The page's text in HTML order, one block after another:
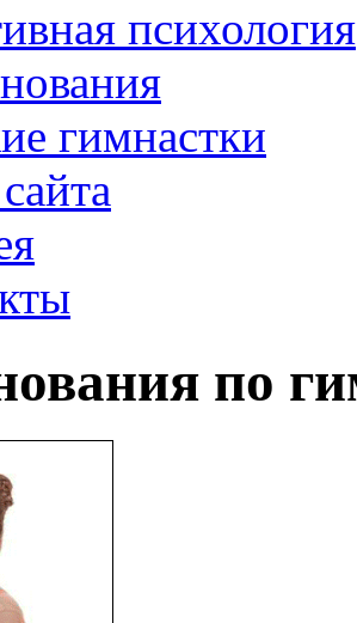
психология
гимнастки
по